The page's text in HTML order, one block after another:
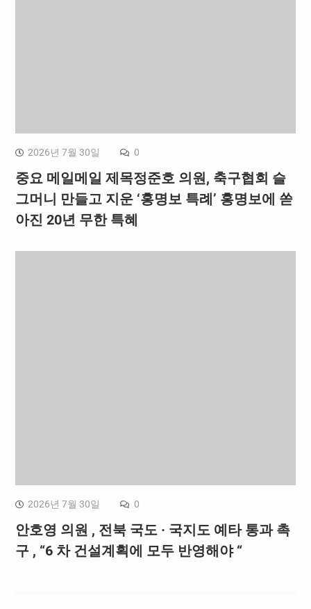
2026년 7월 30일 0
중요 메일메일 제목정준호 의원, 축구협회 슬
그머니 만들고 지운 ‘홍명보 특례’ 홍명보에 쏟
아진 20년 무한 특혜
2026년 7월 30일 0
안호영 의원 , 전북 국도 · 국지도 예타 통과 촉
구 , “6 차 건설계획에 모두 반영해야 “